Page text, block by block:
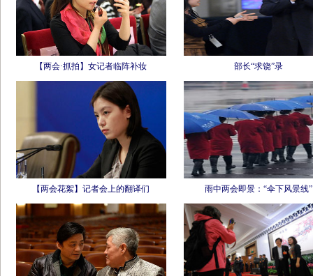
【两会·抓拍】女记者临阵补妆 部长“求饶”录
【两会花絮】记者会上的翻译们 雨中两会即景：“伞下风景线”